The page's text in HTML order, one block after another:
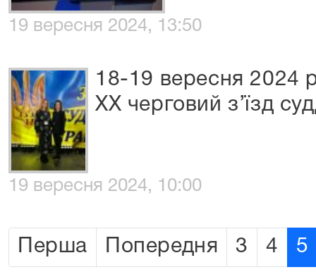
19 вересня 2024, 13:50
18-19 вересня 2024
ХХ черговий з’їзд
19 вересня 2024, 10:00
Перша Попередня 3 4 5